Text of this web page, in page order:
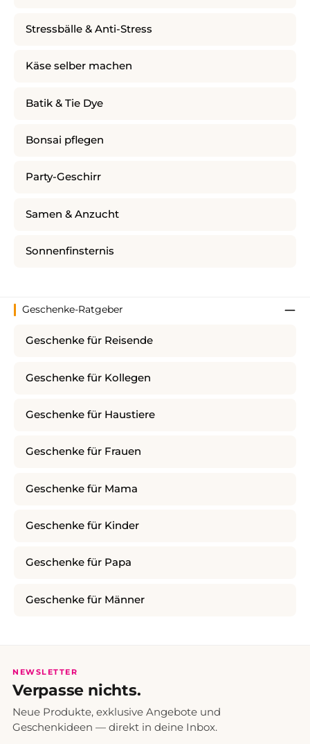
Stressbälle & Anti-Stress
Käse selber machen
Batik & Tie Dye
Bonsai pflegen
Party-Geschirr
Samen & Anzucht
Sonnenfinsternis
Geschenke-Ratgeber
Geschenke für Reisende
Geschenke für Kollegen
Geschenke für Haustiere
Geschenke für Frauen
Geschenke für Mama
Geschenke für Kinder
Geschenke für Papa
Geschenke für Männer
NEWSLETTER
Verpasse nichts.
Neue Produkte, exklusive Angebote und
Geschenkideen — direkt in deine Inbox.